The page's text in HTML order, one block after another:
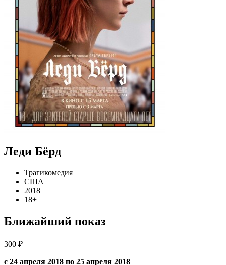
Леди Бёрд
Трагикомедия
США
2018
18+
Ближайший показ
300 ₽
с 24 апреля 2018 по 25 апреля 2018